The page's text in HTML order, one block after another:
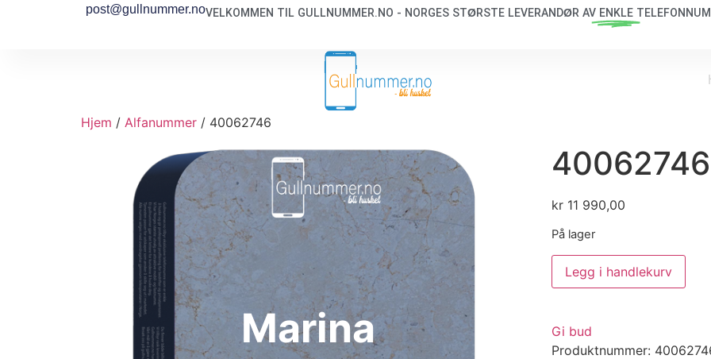
post@gullnummer.noVELKOMMEN TIL GULLNUMMER.NO - NORGES STØRSTE LEVERANDØR AV ENKLE
Hjem / Alfanummer / 40062746
Marina
40062746
kr11 990,00
På lager
Legg i handlekurv
Gi bud
Produktnummer: